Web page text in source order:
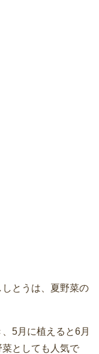
とうは、夏野菜の
5月に植えると6月
としても人気で